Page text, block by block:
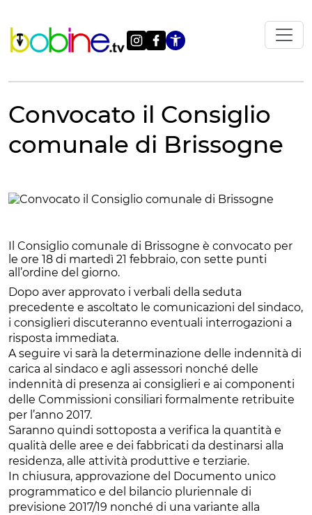
contenuto
Apri le
Convocato il Consiglio
comunale di Brissogne
Il Consiglio comunale di Brissogne è convocato per
le ore 18 di martedì 21 febbraio, con sette punti
all’ordine del giorno.
Dopo aver approvato i verbali della seduta
precedente e ascoltato le comunicazioni del sindaco,
i consiglieri discuteranno eventuali interrogazioni a
risposta immediata.
A seguire vi sarà la determinazione delle indennità di
carica al sindaco e agli assessori nonché delle
indennità di presenza ai consiglieri e ai componenti
delle Commissioni consiliari formalmente retribuite
per l’anno 2017.
Saranno quindi sottoposta a verifica la quantità e
qualità delle aree e dei fabbricati da destinarsi alla
residenza, alle attività produttive e terziarie.
In chiusura, approvazione del Documento unico
programmatico e del bilancio pluriennale di
previsione 2017/19 nonché di una variante alla